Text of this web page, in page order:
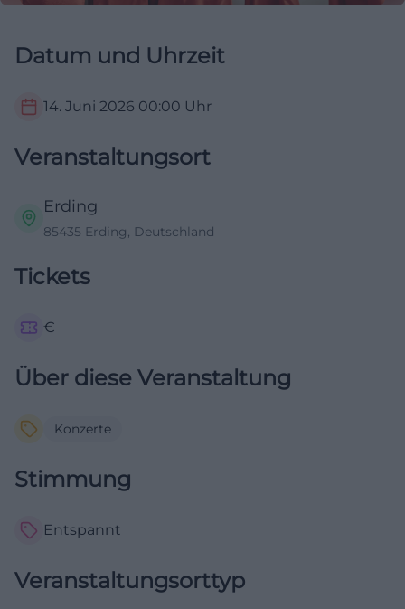
Datum und Uhrzeit
14. Juni 2026 00:00 Uhr
Veranstaltungsort
Erding
85435 Erding, Deutschland
Tickets
€
Über diese Veranstaltung
Konzerte
Stimmung
Entspannt
Veranstaltungsorttyp